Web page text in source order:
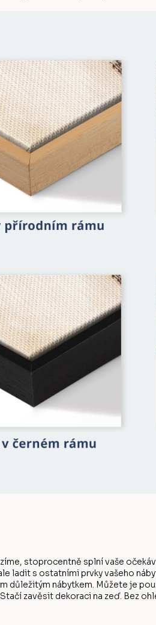
stoprocentně splní vaše
s ostatními prvky vašeho
nábytkem. Můžete je
zavěsit dekoraci na zeď. Bez